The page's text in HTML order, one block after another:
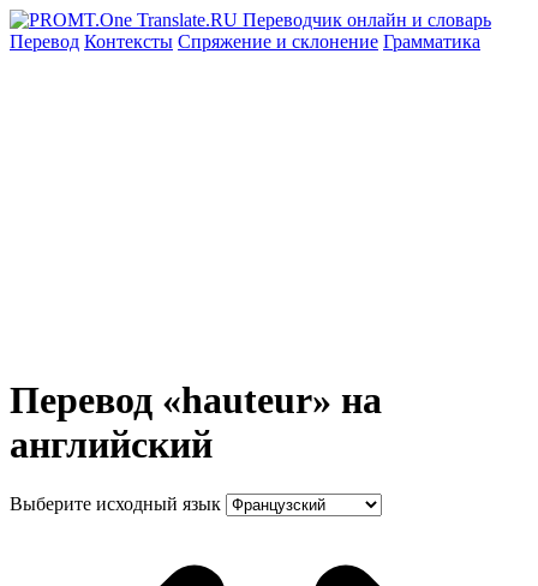
Перевод Контексты Спряжение и склонение Грамматика
Перевод «hauteur» на
английский
Выберите исходный язык